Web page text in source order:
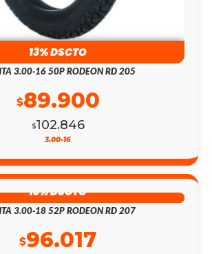
13% DSCTO
3.00-16 50P RODEON RD 205
$102.846
$89.900
3.00-16
13% DSCTO
3.00-18 52P RODEON RD 207
$96.017